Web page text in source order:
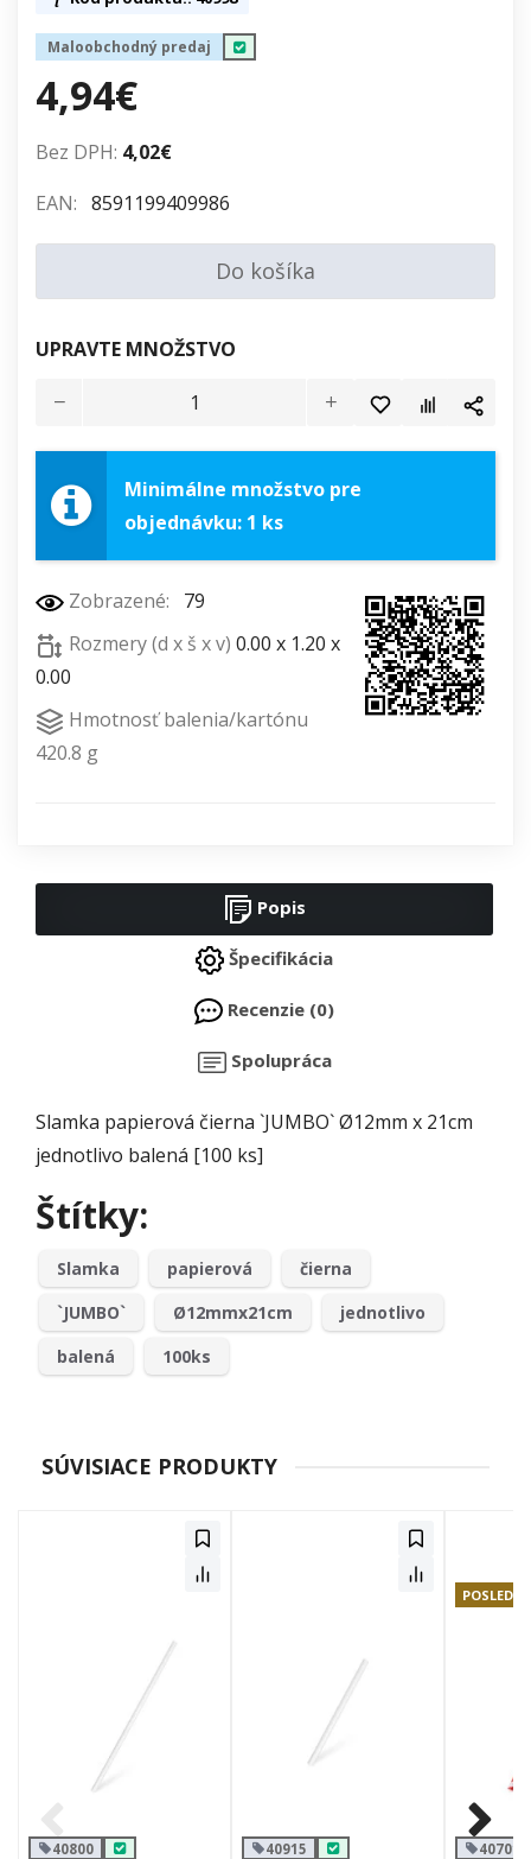
Maloobchodný predaj
4,94€
Bez DPH: 4,02€
EAN: 8591199409986
Do košíka
UPRAVTE MNOŽSTVO
Minimálne množstvo pre
objednávku: 1 ks
Zobrazené:
79
Rozmery (d x š x v) 0.00 x 1.20 x
0.00
Hmotnosť balenia/kartónu
420.8 g
Popis
Špecifikácia
Recenzie (0)
Spolupráca
Slamka papierová čierna `JUMBO` Ø12mm x 21cm
jednotlivo balená [100 ks]
Štítky:
Slamka papierová
čierna
`JUMBO`
Ø12mmx21cm
jednotlivo
balená
100ks
SÚVISIACE PRODUKTY
40800 40915 40701